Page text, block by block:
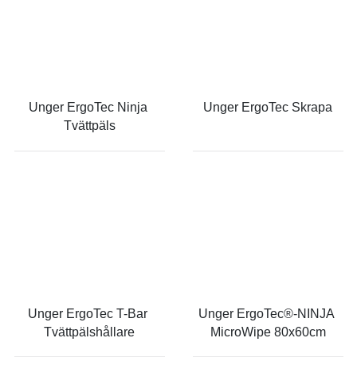
Unger ErgoTec Ninja
Tvättpäls
Unger ErgoTec Skrapa
Unger ErgoTec T-Bar
Tvättpälshållare
Unger ErgoTec®-NINJA
MicroWipe 80x60cm